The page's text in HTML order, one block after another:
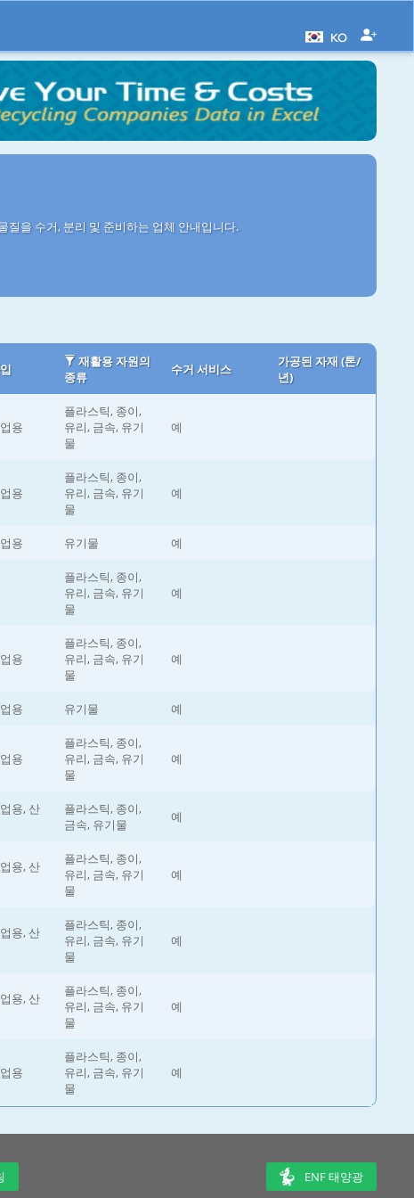
KO
질을 수거, 분리 및 준비하는 업체 안내입니다.
재활용 자원의
종류
수거 서비스
가공된 자재 (톤/
년)
용
플라스틱, 종이,
유리, 금속, 유기
물
예
용
플라스틱, 종이,
유리, 금속, 유기
물
예
용 유기물 예
플라스틱, 종이,
유리, 금속, 유기
물
예
용
플라스틱, 종이,
유리, 금속, 유기
물
예
용 유기물 예
용
플라스틱, 종이,
유리, 금속, 유기
물
예
용, 산
플라스틱, 종이,
금속, 유기물
예
용, 산
플라스틱, 종이,
유리, 금속, 유기
물
예
용, 산
플라스틱, 종이,
유리, 금속, 유기
물
예
용, 산
플라스틱, 종이,
유리, 금속, 유기
물
예
용
플라스틱, 종이,
유리, 금속, 유기
물
예
ENF 태양광